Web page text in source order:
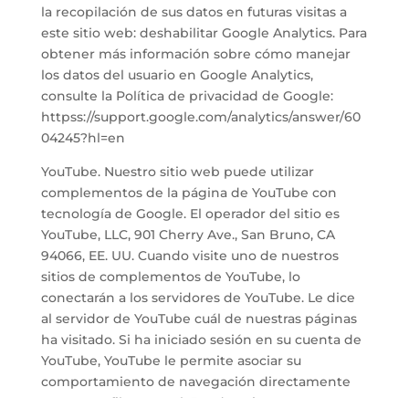
la recopilación de sus datos en futuras visitas a
este sitio web: deshabilitar Google Analytics. Para
obtener más información sobre cómo manejar
los datos del usuario en Google Analytics,
consulte la Política de privacidad de Google:
httpss://support.google.com/analytics/answer/60
04245?hl=en
YouTube. Nuestro sitio web puede utilizar
complementos de la página de YouTube con
tecnología de Google. El operador del sitio es
YouTube, LLC, 901 Cherry Ave., San Bruno, CA
94066, EE. UU. Cuando visite uno de nuestros
sitios de complementos de YouTube, lo
conectarán a los servidores de YouTube. Le dice
al servidor de YouTube cuál de nuestras páginas
ha visitado. Si ha iniciado sesión en su cuenta de
YouTube, YouTube le permite asociar su
comportamiento de navegación directamente